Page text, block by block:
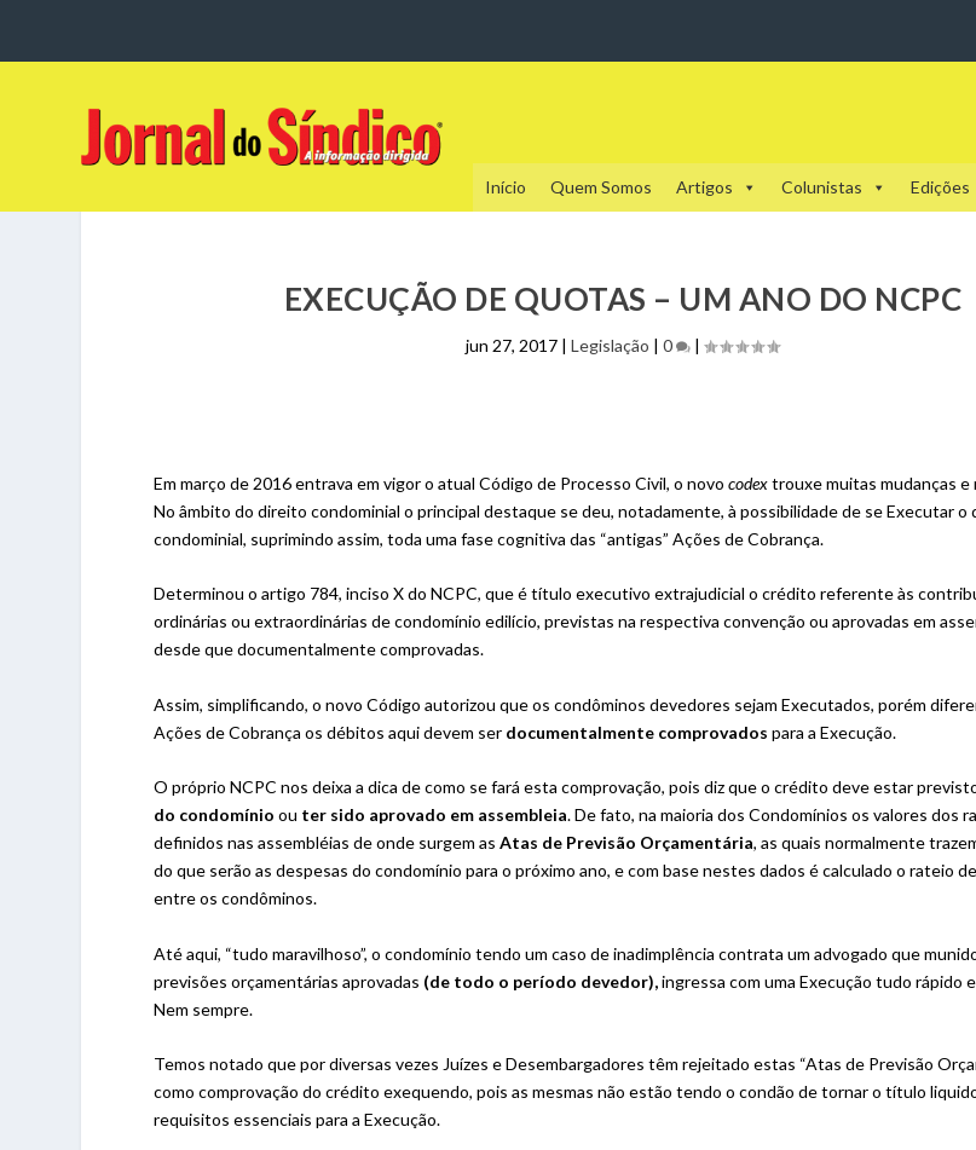
Início Quem Somos Artigos Colunistas Edições
EXECUÇÃO DE QUOTAS – UM ANO DO NCPC
jun 27, 2017 |Legislação |0 |
Em março de 2016 entrava em vigor o atual Código de Processo Civil, o novocodextrouxe muitas mudanças e
No âmbito do direito condominial o principal destaque se deu, notadamente, à possibilidade de se Executar o
condominial, suprimindo assim, toda uma fase cognitiva das “antigas” Ações de Cobrança.
Determinou o artigo 784, inciso X do NCPC, que é título executivo extrajudicial o crédito referente às
ordinárias ou extraordinárias de condomínio edilício, previstas na respectiva convenção ou aprovadas em
desde que documentalmente comprovadas.
Assim, simplificando, o novo Código autorizou que os condôminos devedores sejam Executados, porém
Ações de Cobrança os débitos aqui devem ser documentalmente comprovados para a Execução.
O próprio NCPC nos deixa a dica de como se fará esta comprovação, pois diz que o crédito deve estar
do condomínio ou ter sido aprovado em assembleia. De fato, na maioria dos Condomínios os valores dos
definidos nas assembléias de onde surgem asAtas de Previsão Orçamentária, as quais normalmente
do que serão as despesas do condomínio para o próximo ano, e com base nestes dados é calculado o rateio
entre os condôminos.
Até aqui, “tudo maravilhoso”, o condomínio tendo um caso de inadimplência contrata um advogado que
previsões orçamentárias aprovadas (de todo o período devedor),ingressa com uma Execução tudo rápido
Nem sempre.
Temos notado que por diversas vezes Juízes e Desembargadores têm rejeitado estas “Atas de Previsão
como comprovação do crédito exequendo, pois as mesmas não estão tendo o condão de tornar o título
requisitos essenciais para a Execução.